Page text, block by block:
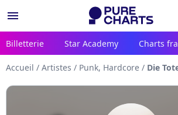
menu
Billetterie Star Academy Charts
Accueil / Artistes / Punk, Hardcore / Die